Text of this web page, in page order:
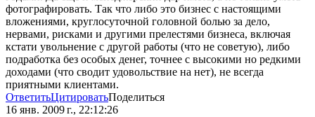
фотографировать. Так что либо это бизнес с настоящими
вложениями, круглосуточной головной болью за дело,
нервами, рисками и другими прелестями бизнеса, включая
кстати увольнение с другой работы (что не советую), либо
подработка без особых денег, точнее с высокими но редкими
доходами (что сводит удовольствие на нет), не всегда
приятными клиентами.
ОтветитьЦитироватьПоделиться
16 янв. 2009 г., 22:12:26